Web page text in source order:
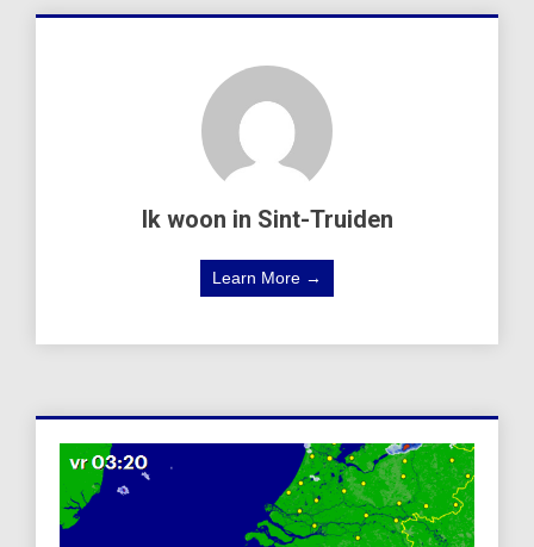
Ik woon in Sint-Truiden
Learn More →